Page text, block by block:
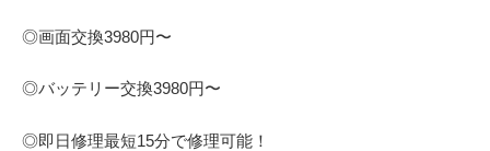
◎画面交換3980円〜
◎バッテリー交換3980円〜
◎即日修理最短15分で修理可能！